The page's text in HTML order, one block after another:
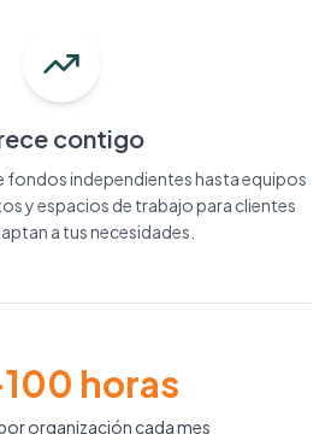
contigo
fondos independientes hasta equipos
y espacios de trabajo para clientes
a tus necesidades.
horas
organización cada mes